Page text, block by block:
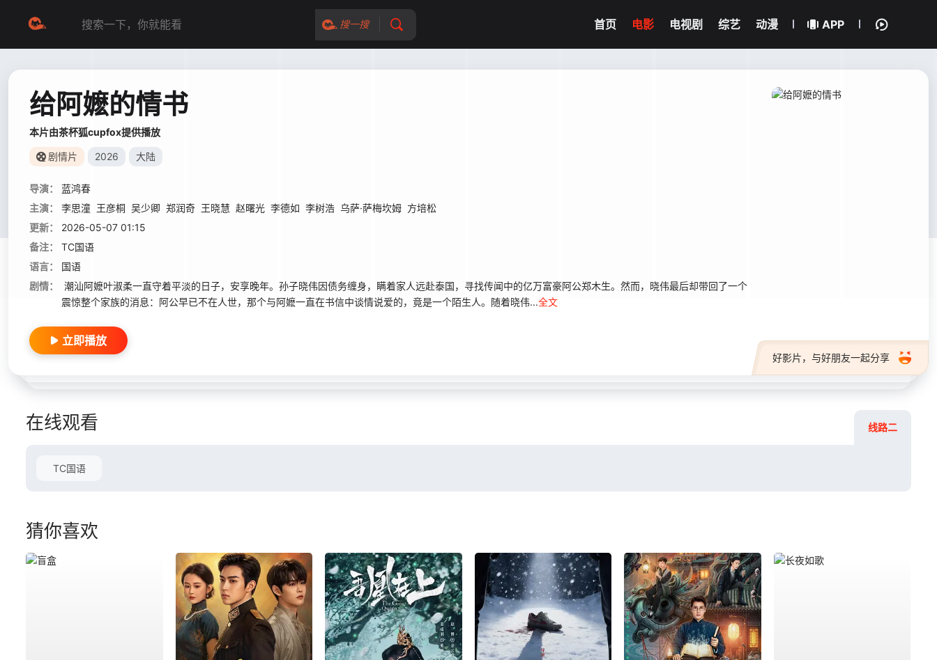
搜一搜 首页 电影 电视剧 综艺 动漫 APP
给阿嬷的情书
本片由茶杯狐cupfox提供播放
剧情片 2026 大陆
导演：
蓝鸿春
主演：
李思潼 王彦桐 吴少卿 郑润奇 王晓慧 赵曙光 李德如 李树浩 乌萨·萨梅坎姆 方培松
更新：
2026-05-07 01:15
备注：
TC国语
语言：
国语
剧情：
潮汕阿嬷叶淑柔一直守着平淡的日子，安享晚年。孙子晓伟因债务缠身，瞒着家人远赴泰国，寻找传闻中的亿万富豪阿公郑木生。然而，晓伟最后却带回了一个
震惊整个家族的消息：阿公早已不在人世，那个与阿嬷一直在书信中谈情说爱的，竟是一个陌生人。随着晓伟...全文
好影片，与好朋友一起分享
立即播放
在线观看 线路二
TC国语
猜你喜欢